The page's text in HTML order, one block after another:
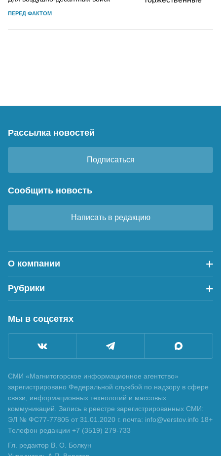
ПЕРЕД ФАКТОМ
Рассылка новостей
Подписаться
Сообщить новость
Написать в редакцию
О компании
Рубрики
Мы в соцсетях
СМИ «Магнитогорское информационное агентство»
зарегистрировано Федеральной службой по надзору в сфере
связи, информационных технологий и массовых
коммуникаций. Запись в реестре зарегистрированных СМИ:
ЭЛ № ФС77-77805 от 31.01.2020 г. почта: info@verstov.info 18+
Телефон редакции +7 (3519) 279-733
Гл. редактор В. О. Болкун